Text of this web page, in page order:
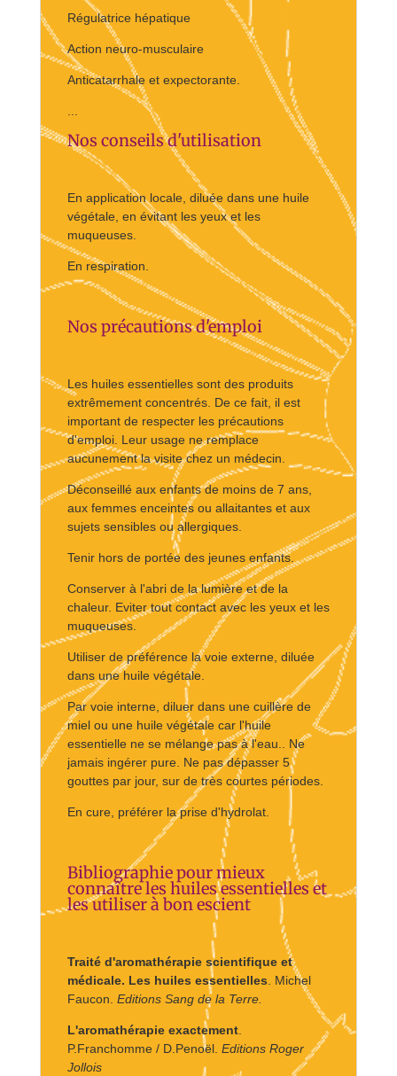
Régulatrice hépatique
Action neuro-musculaire
Anticatarrhale et expectorante.
...
Nos conseils d'utilisation
En application locale, diluée dans une huile
végétale, en évitant les yeux et les
muqueuses.
En respiration.
Nos précautions d'emploi
Les huiles essentielles sont des produits
extrêmement concentrés. De ce fait, il est
important de respecter les précautions
d'emploi. Leur usage ne remplace
aucunement la visite chez un médecin.
Déconseillé aux enfants de moins de 7 ans,
aux femmes enceintes ou allaitantes et aux
sujets sensibles ou allergiques.
Tenir hors de portée des jeunes enfants.
Conserver à l'abri de la lumière et de la
chaleur. Eviter tout contact avec les yeux et les
muqueuses.
Utiliser de préférence la voie externe, diluée
dans une huile végétale.
Par voie interne, diluer dans une cuillère de
miel ou une huile végétale car l'huile
essentielle ne se mélange pas à l'eau.. Ne
jamais ingérer pure. Ne pas dépasser 5
gouttes par jour, sur de très courtes périodes.
En cure, préférer la prise d'hydrolat.
Bibliographie pour mieux
connaître les huiles essentielles et
les utiliser à bon escient
Traité d'aromathérapie scientifique et
médicale. Les huiles essentielles. Michel
Faucon. Editions Sang de la Terre.
L'aromathérapie exactement.
P.Franchomme / D.Penoël. Editions Roger
Jollois